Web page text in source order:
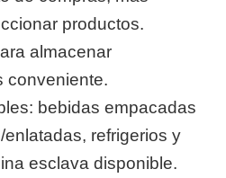
productos.
almacenar
conveniente.
bebidas empacadas
refrigerios y
esclava disponible.